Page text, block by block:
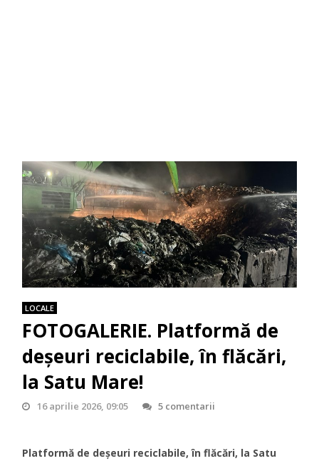
LOCALE
FOTOGALERIE. Platformă de
deșeuri reciclabile, în flăcări,
la Satu Mare!
16 aprilie 2026, 09:05 5 comentarii
Platformă de deșeuri reciclabile, în flăcări, la Satu